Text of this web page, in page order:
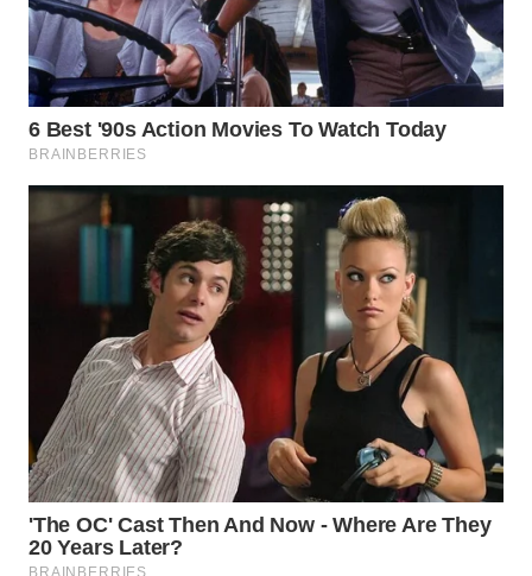
WN
SUMEDANG
WN
CIANJUR
WN
WN
TANGERANG
WN
BINJAI
WN
CIREBON